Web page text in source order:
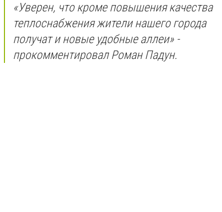
«Уверен, что кроме повышения качества
теплоснабжения жители нашего города
получат и новые удобные аллеи» -
прокомментировал Роман Падун.